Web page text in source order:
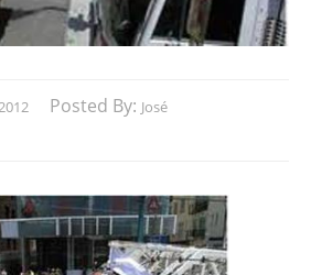
Posted By: José